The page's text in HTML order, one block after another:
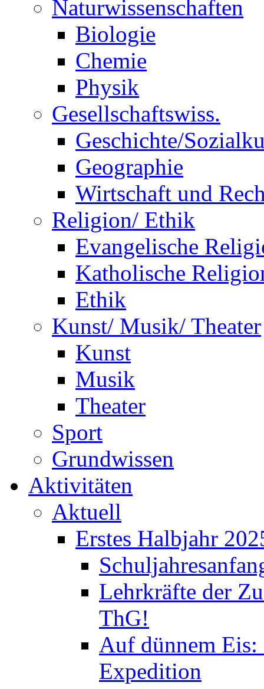
Naturwissenschaften
Biologie
Chemie
Physik
Gesellschaftswiss.
Geschichte/
Geographie
Wirtschaft und
Religion/ Ethik
Evangelische
Katholische
Ethik
Kunst/ Musik/ Theater
Kunst
Musik
Theater
Sport
Grundwissen
Aktivitäten
Aktuell
Erstes Halbjahr
Lehrkräfte der
ThG!
Auf dünnem
Expedition